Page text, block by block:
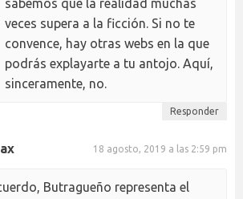
sabemos que la realidad muchas
veces supera a la ficción. Si no te
convence, hay otras webs en la que
podrás explayarte a tu antojo. Aquí,
sinceramente, no.
Responder
18 agosto, 2019 a las 2:59 pm
Butragueño representa el